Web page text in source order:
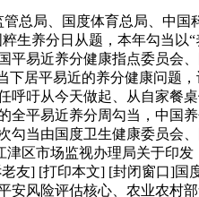
总局、国度体育总局、中国
生养分日从题，本年勾当以
易近养分健康指点委员会
居平易近的养分健康问题
吁从今天做起、从自家餐
全平易近养分周勾当，中国
勾当由国度卫生健康委员会
区市场监视办理局关于印
友] [打印本文] [封闭窗口]国
安风险评估核心、农业农村